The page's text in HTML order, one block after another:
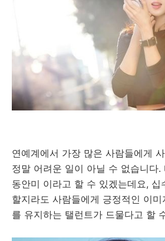
연예계에서 가장 많은 사람들에게
정말 어려운 일이 아닐 수 없습니다.
동안미 이라고 할 수 있겠는데요, 십
할지라도 사람들에게 긍정적인 이
를 유지하는 탤런트가 드물다고 할